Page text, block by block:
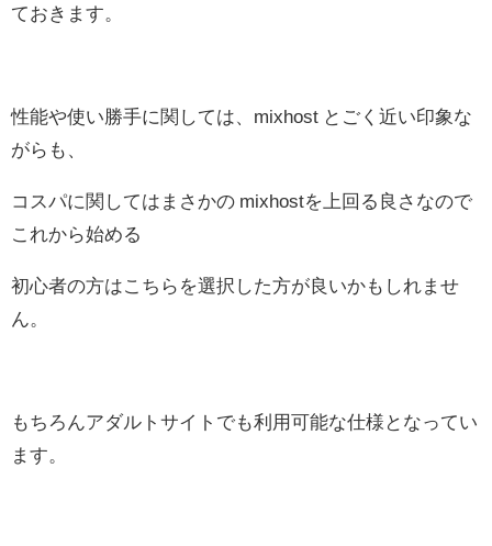
ておきます。
性能や使い勝手に関しては、mixhost とごく近い印象な
がらも、
コスパに関してはまさかの mixhostを上回る良さなので
これから始める
初心者の方はこちらを選択した方が良いかもしれませ
ん。
もちろんアダルトサイトでも利用可能な仕様となってい
ます。